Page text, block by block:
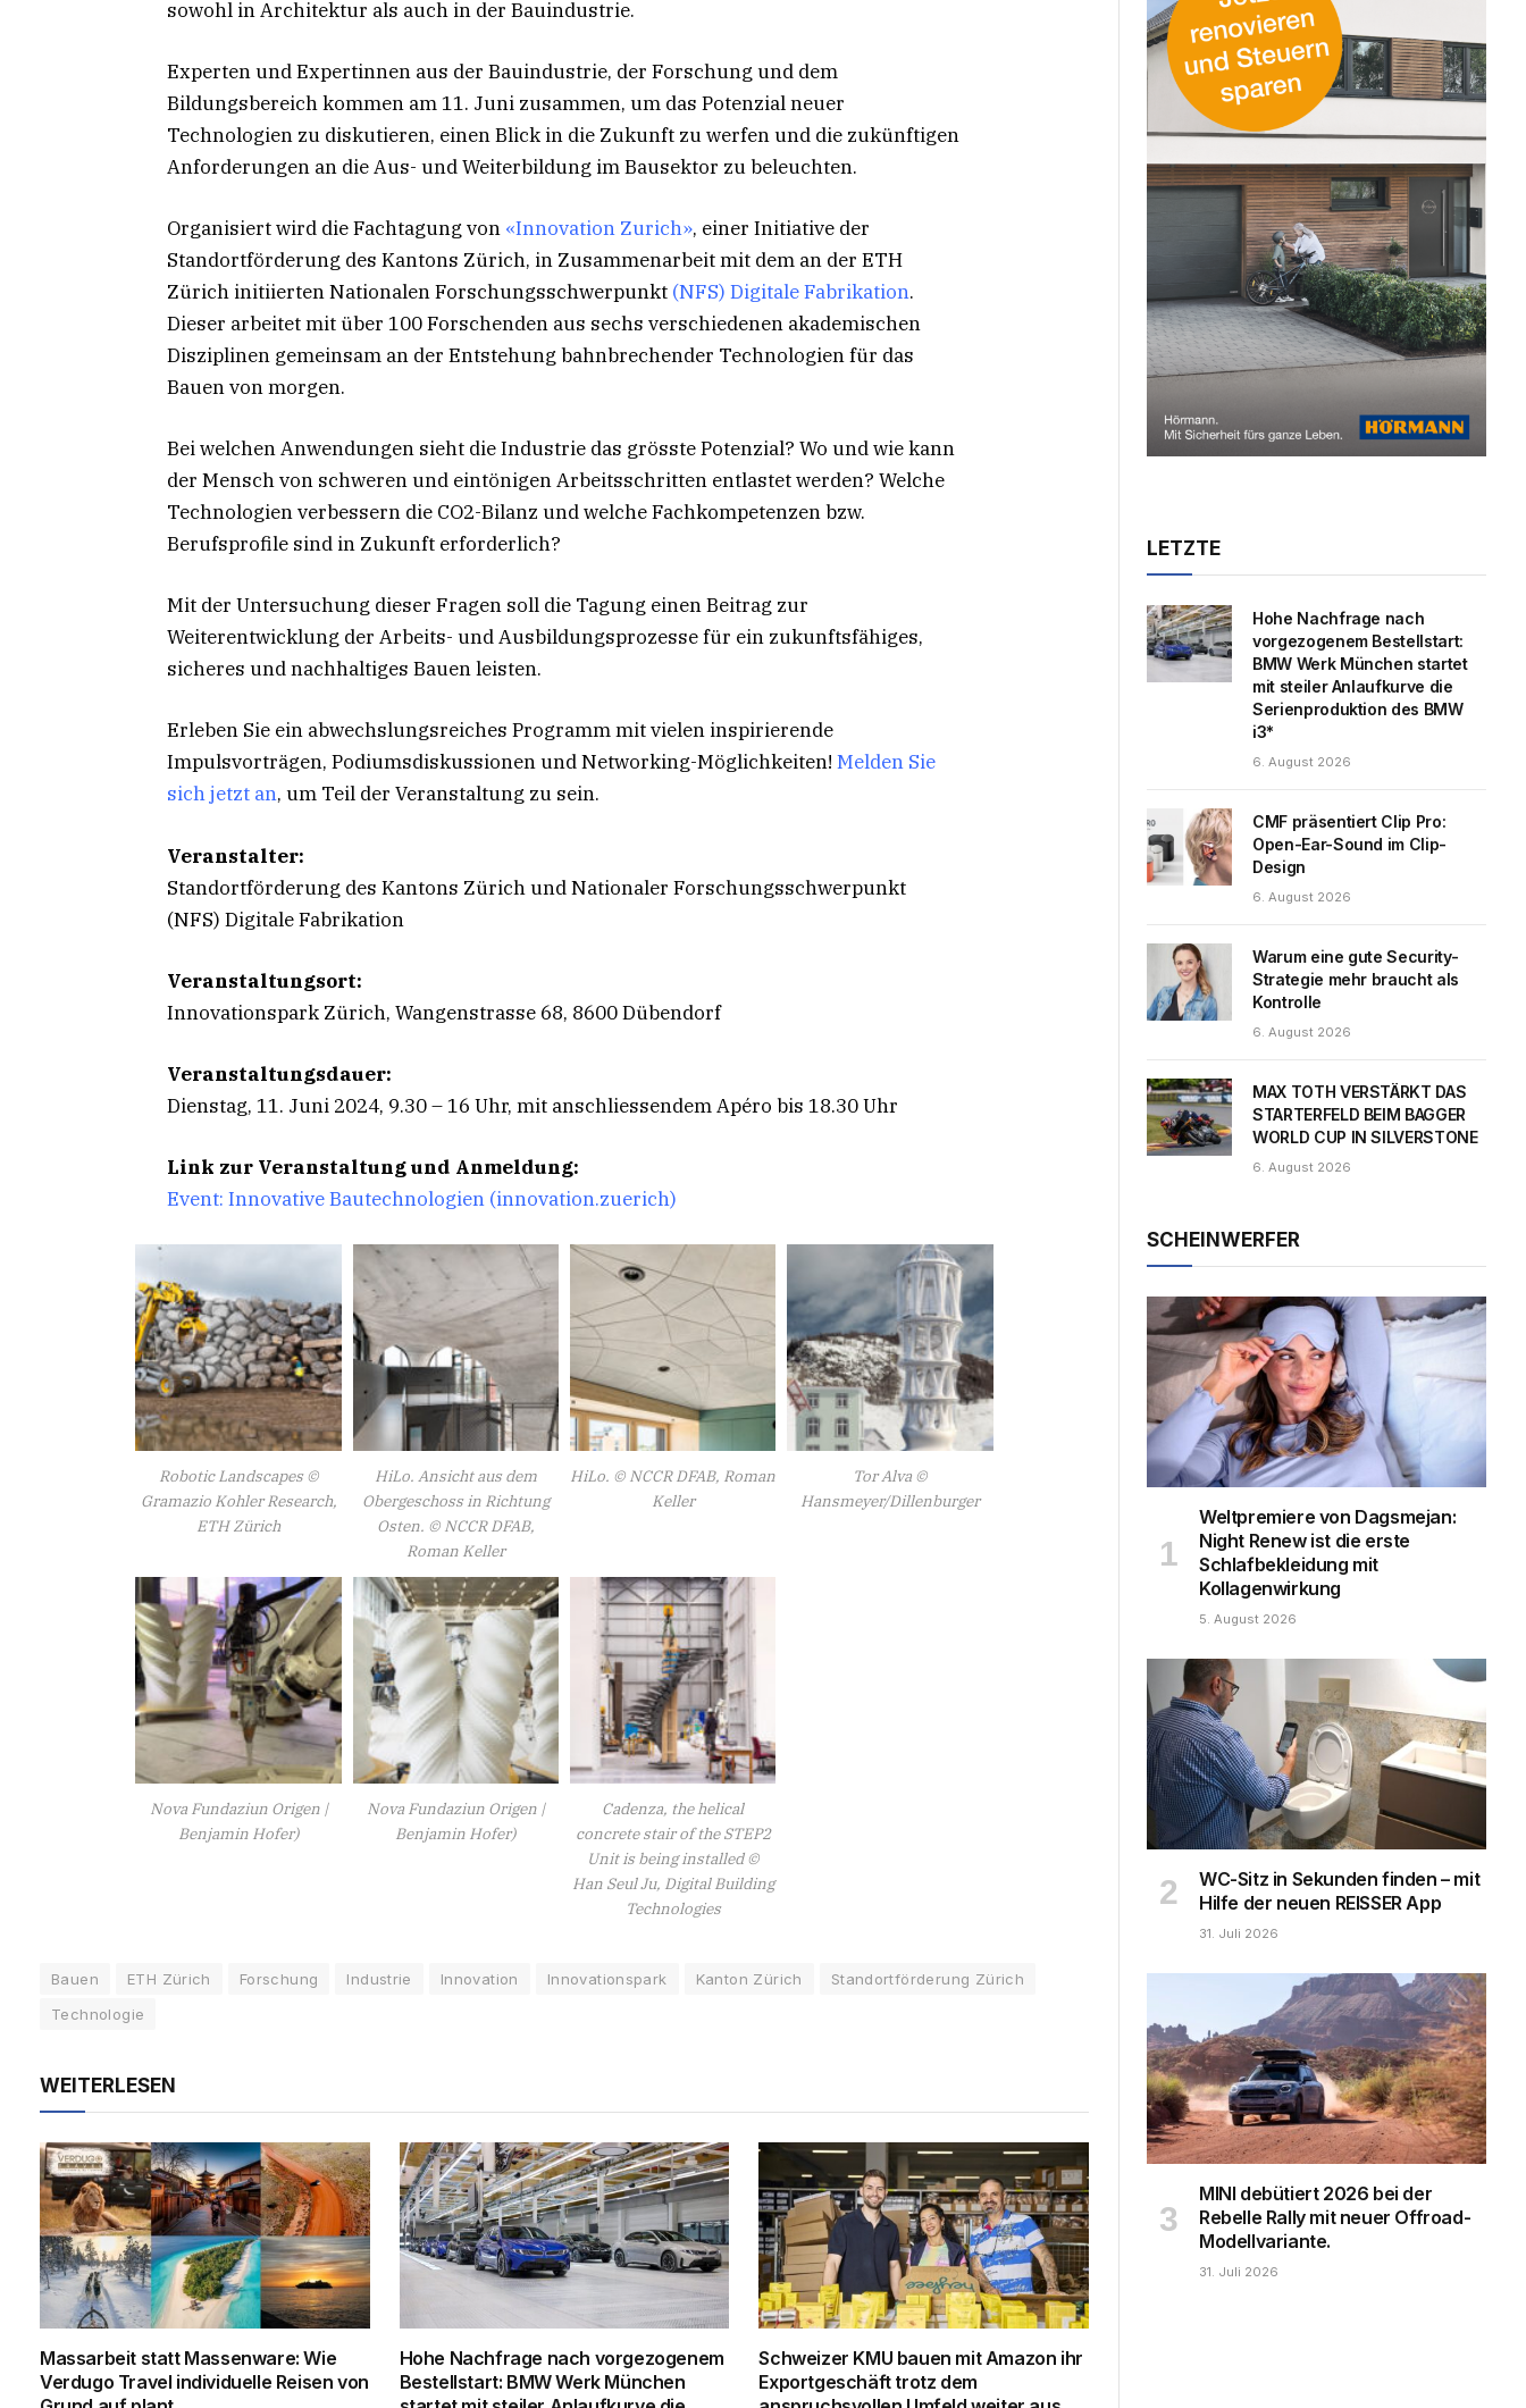
sowohl in Architektur als auch in der Bauindustrie.
Experten und Expertinnen aus der Bauindustrie, der Forschung und dem
Bildungsbereich kommen am 11. Juni zusammen, um das Potenzial neuer
Technologien zu diskutieren, einen Blick in die Zukunft zu werfen und die zukünftigen
Anforderungen an die Aus- und Weiterbildung im Bausektor zu beleuchten.
Organisiert wird die Fachtagung von «Innovation Zurich», einer Initiative der
Standortförderung des Kantons Zürich, in Zusammenarbeit mit dem an der ETH
Zürich initiierten Nationalen Forschungsschwerpunkt (NFS) Digitale Fabrikation.
Dieser arbeitet mit über 100 Forschenden aus sechs verschiedenen akademischen
Disziplinen gemeinsam an der Entstehung bahnbrechender Technologien für das
Bauen von morgen.
Bei welchen Anwendungen sieht die Industrie das grösste Potenzial? Wo und wie kann
der Mensch von schweren und eintönigen Arbeitsschritten entlastet werden? Welche
Technologien verbessern die CO2-Bilanz und welche Fachkompetenzen bzw.
Berufsprofile sind in Zukunft erforderlich?
Mit der Untersuchung dieser Fragen soll die Tagung einen Beitrag zur
Weiterentwicklung der Arbeits- und Ausbildungsprozesse für ein zukunftsfähiges,
sicheres und nachhaltiges Bauen leisten.
Erleben Sie ein abwechslungsreiches Programm mit vielen inspirierende
Impulsvorträgen, Podiumsdiskussionen und Networking-Möglichkeiten! Melden Sie
sich jetzt an, um Teil der Veranstaltung zu sein.
Veranstalter:
Standortförderung des Kantons Zürich und Nationaler Forschungsschwerpunkt
(NFS) Digitale Fabrikation
Veranstaltungsort:
Innovationspark Zürich, Wangenstrasse 68, 8600 Dübendorf
Veranstaltungsdauer:
Dienstag, 11. Juni 2024, 9.30 – 16 Uhr, mit anschliessendem Apéro bis 18.30 Uhr
Link zur Veranstaltung und Anmeldung:
Event: Innovative Bautechnologien (innovation.zuerich)
Robotic Landscapes ©
Gramazio Kohler Research,
ETH Zürich
HiLo. Ansicht aus dem
Obergeschoss in Richtung
Osten. © NCCR DFAB,
Roman Keller
HiLo. © NCCR DFAB, Roman
Keller
Tor Alva ©
Hansmeyer/Dillenburger
Nova Fundaziun Origen |
Benjamin Hofer)
Nova Fundaziun Origen |
Benjamin Hofer)
Cadenza, the helical
concrete stair of the STEP2
Unit is being installed ©
Han Seul Ju, Digital Building
Technologies
Bauen ETH Zürich Forschung Industrie Innovation Innovationspark Kanton Zürich
Standortförderung Zürich
Technologie
WEITERLESEN
Massarbeit statt Massenware: Wie
Verdugo Travel individuelle Reisen von
Hohe Nachfrage nach vorgezogenem
Bestellstart: BMW Werk München
Schweizer KMU bauen mit Amazon ihr
Exportgeschäft trotz dem
LETZTE
Hohe Nachfrage nach
vorgezogenem Bestellstart:
BMW Werk München startet
mit steiler Anlaufkurve die
Serienproduktion des BMW
i3*
6. August 2026
CMF präsentiert Clip Pro:
Open-Ear-Sound im Clip-
Design
6. August 2026
Warum eine gute Security-
Strategie mehr braucht als
Kontrolle
6. August 2026
MAX TOTH VERSTÄRKT DAS
STARTERFELD BEIM BAGGER
WORLD CUP IN SILVERSTONE
6. August 2026
SCHEINWERFER
Weltpremiere von Dagsmejan:
Night Renew ist die erste
Schlafbekleidung mit
Kollagenwirkung
5. August 2026
WC-Sitz in Sekunden finden – mit
Hilfe der neuen REISSER App
31. Juli 2026
MINI debütiert 2026 bei der
Rebelle Rally mit neuer Offroad-
Modellvariante.
31. Juli 2026